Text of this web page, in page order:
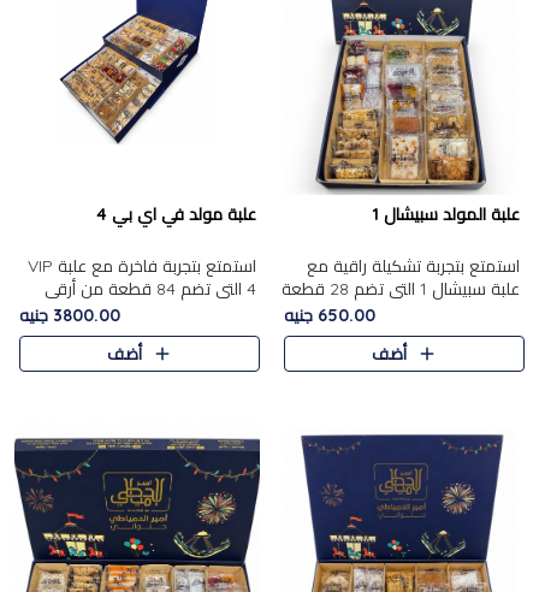
علبة المولد سبيشال 1
استمتع بتجربة تشكيلة راقية مع
علبة سبيشال 1 التي تضم 28 قطعة
من تشكيلة مختارة بعناية من أفخر
حلويات المولد المصرية الأصلية
الشرقية. تحتوي ال..
650.00 جنيه
أضف
علبة مولد في اي بي 4
استمتع بتجربة فاخرة مع علبة VIP
4 التي تضم 84 قطعة من أرقى
حلويات المولد الشرقية، في تشكيلة
غنية تجمع بين الحلويات التقليدية
والمكسرات الفاخرة. تحتوي العلبة
3800.00 جنيه
أضف